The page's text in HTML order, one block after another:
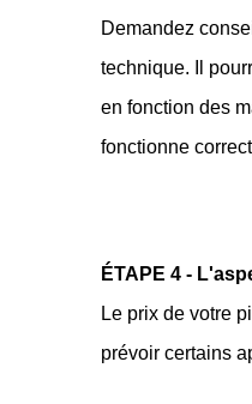
Demandez
technique. Il
en fonction des
fonctionne
ÉTAPE 4 -
Le prix de votre
prévoir certains